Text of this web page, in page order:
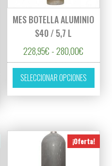
de precios: desde 225,00€ hasta
Este producto tiene múltiples variantes.
MES BOTELLA ALUMINIO
S40 / 5,7 L
228,95€ - 280,00€
SELECCIONAR OPCIONES
Este
¡Oferta!